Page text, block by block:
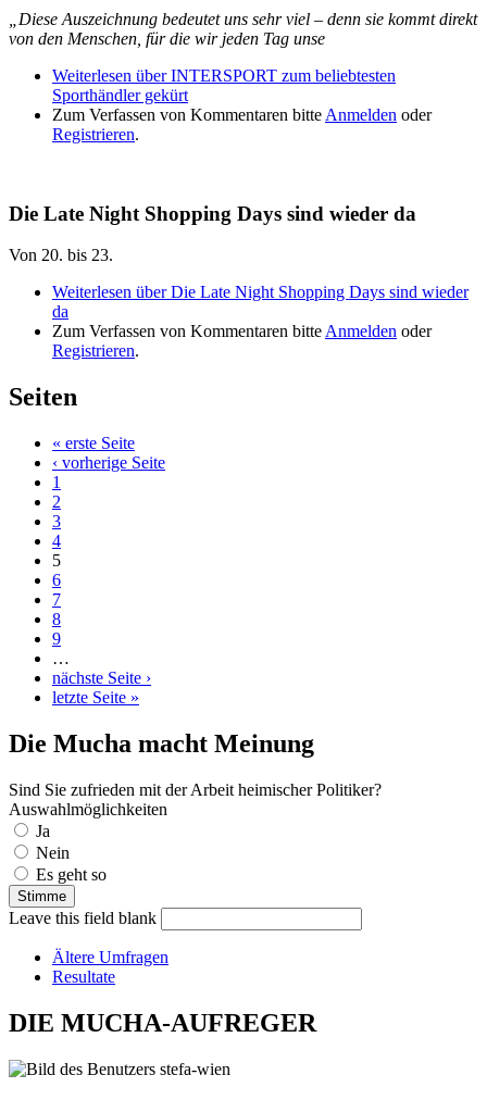
„Diese Auszeichnung bedeutet uns sehr viel – denn sie kommt direkt
von den Menschen, für die wir jeden Tag unse
Weiterlesen über INTERSPORT zum beliebtesten
Sporthändler gekürt
Zum Verfassen von Kommentaren bitte Anmelden oder
Registrieren.
Die Late Night Shopping Days sind wieder da
Von 20. bis 23.
Weiterlesen über Die Late Night Shopping Days sind wieder
da
Zum Verfassen von Kommentaren bitte Anmelden oder
Registrieren.
Seiten
« erste Seite
‹ vorherige Seite
1
2
3
4
5
6
7
8
9
…
nächste Seite ›
letzte Seite »
Die Mucha macht Meinung
Sind Sie zufrieden mit der Arbeit heimischer Politiker?
Auswahlmöglichkeiten
Ja
Nein
Es geht so
Leave this field blank
Ältere Umfragen
Resultate
DIE MUCHA-AUFREGER